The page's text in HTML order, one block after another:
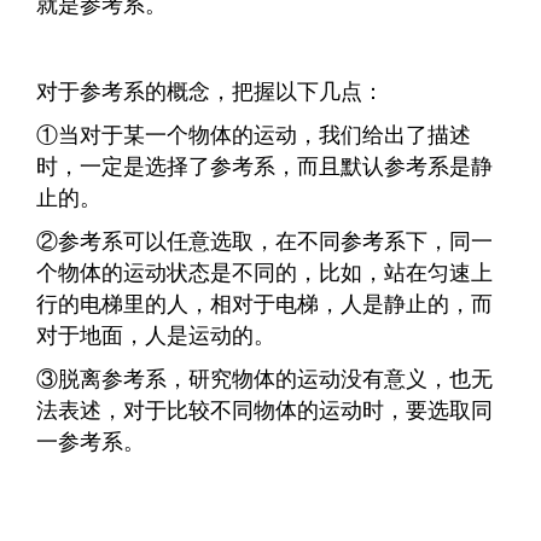
对于参考系的概念，把握以下几点：
①当对于某一个物体的运动，我们给出了描述
时，一定是选择了参考系，而且默认参考系是静
止的。
②参考系可以任意选取，在不同参考系下，同一
个物体的运动状态是不同的，比如，站在匀速上
行的电梯里的人，相对于电梯，人是静止的，而
对于地面，人是运动的。
③脱离参考系，研究物体的运动没有意义，也无
法表述，对于比较不同物体的运动时，要选取同
一参考系。